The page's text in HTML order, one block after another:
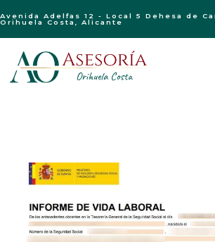
Avenida Adelfas 12 - Local 5 Dehesa de
Orihuela Costa, Alicante